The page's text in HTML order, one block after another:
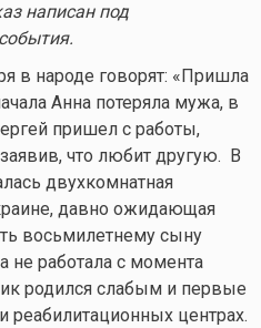
написан под
в народе говорят: «Пришла
Анна потеряла мужа, в
пришел с работы,
что любит другую. В
двухкомнатная
давно ожидающая
восьмилетнему сыну
не работала с момента
родился слабым и первые
центрах.